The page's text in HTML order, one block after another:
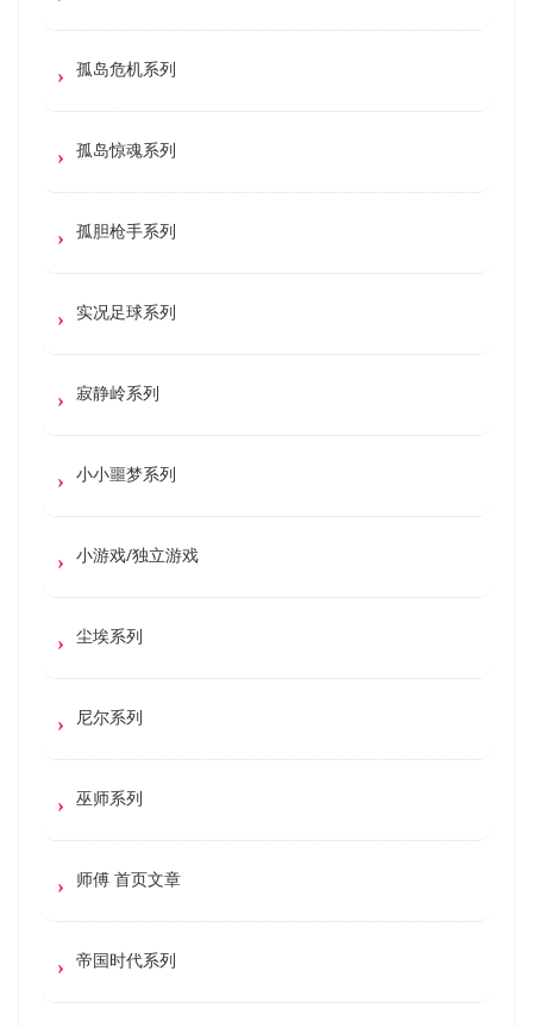
孤岛危机系列
孤岛惊魂系列
孤胆枪手系列
实况足球系列
寂静岭系列
小小噩梦系列
小游戏/独立游戏
尘埃系列
尼尔系列
巫师系列
师傅 首页文章
帝国时代系列